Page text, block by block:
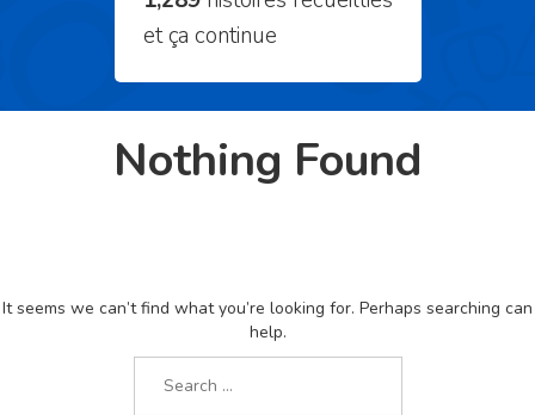
et ça continue
Nothing Found
It seems we can’t find what you’re looking for. Perhaps searching can
help.